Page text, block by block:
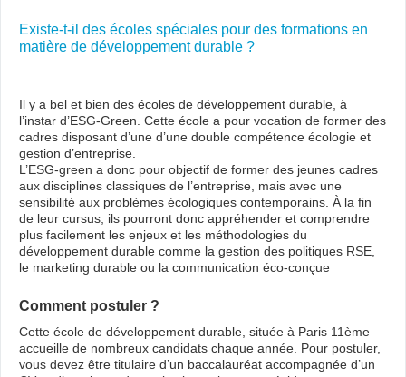
Existe-t-il des écoles spéciales pour des formations en
matière de développement durable ?
Il y a bel et bien des écoles de développement durable, à
l’instar d’ESG-Green. Cette école a pour vocation de former des
cadres disposant d’une d’une double compétence écologie et
gestion d’entreprise.
L’ESG-green a donc pour objectif de former des jeunes cadres
aux disciplines classiques de l’entreprise, mais avec une
sensibilité aux problèmes écologiques contemporains. À la fin
de leur cursus, ils pourront donc appréhender et comprendre
plus facilement les enjeux et les méthodologies du
développement durable comme la gestion des politiques RSE,
le marketing durable ou la communication éco-conçue
Comment postuler ?
Cette école de développement durable, située à Paris 11ème
accueille de nombreux candidats chaque année. Pour postuler,
vous devez être titulaire d’un baccalauréat accompagnée d’un